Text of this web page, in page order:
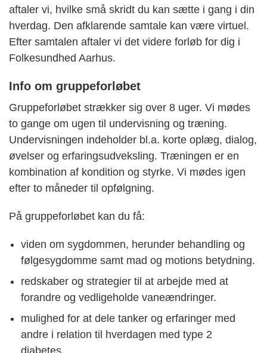
aftaler vi, hvilke små skridt du kan sætte i gang i din
hverdag. Den afklarende samtale kan være virtuel.
Efter samtalen aftaler vi det videre forløb for dig i
Folkesundhed Aarhus.
Info om gruppeforløbet
Gruppeforløbet strækker sig over 8 uger. Vi mødes
to gange om ugen til undervisning og træning.
Undervisningen indeholder bl.a. korte oplæg, dialog,
øvelser og erfaringsudveksling. Træningen er en
kombination af kondition og styrke. Vi mødes igen
efter to måneder til opfølgning.
På gruppeforløbet kan du få:
viden om sygdommen, herunder behandling og
følgesygdomme samt mad og motions betydning.
redskaber og strategier til at arbejde med at
forandre og vedligeholde vaneændringer.
mulighed for at dele tanker og erfaringer med
andre i relation til hverdagen med type 2
diabetes.